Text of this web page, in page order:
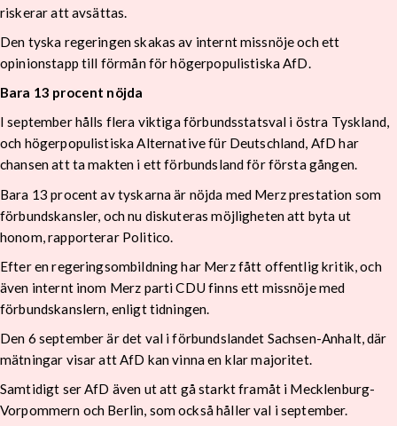
riskerar att avsättas.
Den tyska regeringen skakas av internt missnöje och ett
opinionstapp till förmån för högerpopulistiska AfD.
Bara 13 procent nöjda
I september hålls flera viktiga förbundsstatsval i östra Tyskland,
och högerpopulistiska Alternative für Deutschland, AfD har
chansen att ta makten i ett förbundsland för första gången.
Bara 13 procent av tyskarna är nöjda med Merz prestation som
förbundskansler, och nu diskuteras möjligheten att byta ut
honom, rapporterar Politico.
Efter en regeringsombildning har Merz fått offentlig kritik, och
även internt inom Merz parti CDU finns ett missnöje med
förbundskanslern, enligt tidningen.
Den 6 september är det val i förbundslandet Sachsen-Anhalt, där
mätningar visar att AfD kan vinna en klar majoritet.
Samtidigt ser AfD även ut att gå starkt framåt i Mecklenburg-
Vorpommern och Berlin, som också håller val i september.